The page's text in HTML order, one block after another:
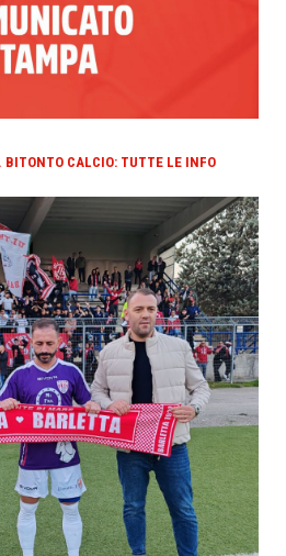
CALCIO: TUTTE LE INFO